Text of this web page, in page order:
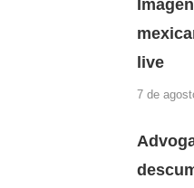
live
7 de